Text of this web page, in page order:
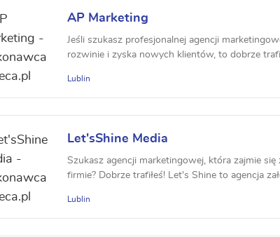
AP Marketing
Jeśli szukasz profesjonalnej agencji
rozwinie i zyska nowych klientów, to dobrze
Lublin
Let'sShine Media
Szukasz agencji marketingowej, która zajmie
firmie? Dobrze trafiłeś! Let's Shine to agencja
Lublin